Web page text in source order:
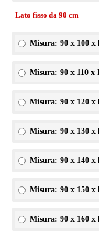
Lato fisso da 90 cm
Misura: 90 x 100 x
Misura: 90 x 110 x
Misura: 90 x 120 x
Misura: 90 x 130 x
Misura: 90 x 140 x
Misura: 90 x 150 x
Misura: 90 x 160 x